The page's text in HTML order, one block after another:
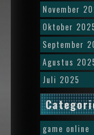
November
Oktober
September
Agustus
Juli 2025
game online